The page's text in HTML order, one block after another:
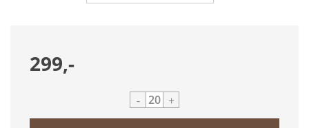
299,-
- +